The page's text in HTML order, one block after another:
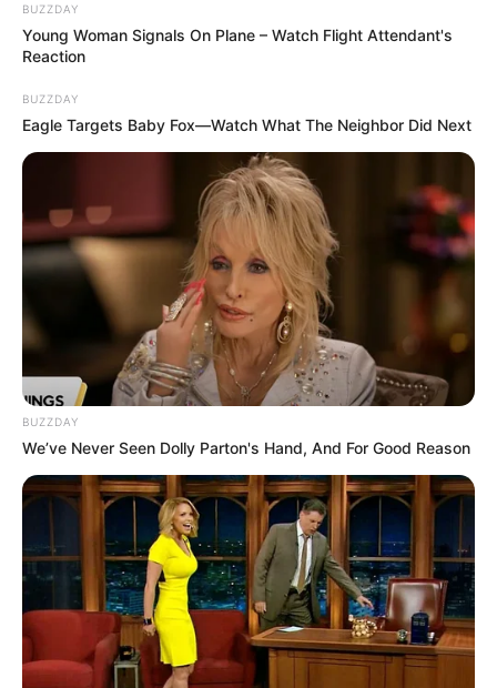
Quels sont les
temps forts de
l’épisode 1929 d’Un si
grand soleil en avance
du 25 mai 2026
(France 3) ? Ce qu’il
faut retenir
Margot gifle Raphaël Atlan après qu’il l’a
embrassée dans le cou contre son gré et
Claudine avoue à la juge Alphandavoir
fourni à Atlan l’adresse du témoin en
fouillant dans l’ordinateur de Becker
Clément Becker reconnaît
qu’il était au
courant des agissements de Claudine
mais qu’il n’a rien dit
Atlan propose à Margotd’écrire son
prochain ouvrage avec lui sur la
responsabilité pénale
BUZZDAY
Young Woman Signals On Plane – Watch Flight Attendant's
Reaction
BUZZDAY
Eagle Targets Baby Fox—Watch What The Neighbor Did Next
BUZZDAY
We’ve Never Seen Dolly Parton's Hand, And For Good Reason